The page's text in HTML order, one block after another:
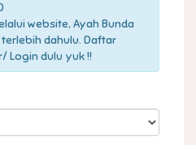
website, Ayah Bunda
dahulu. Daftar
Login dulu yuk !!